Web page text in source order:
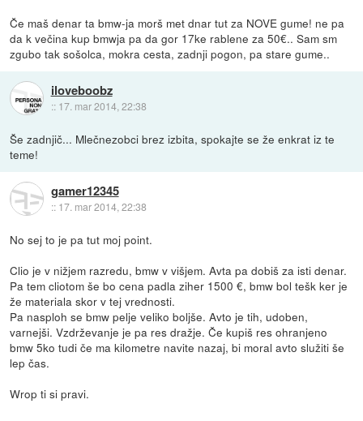
Če maš denar ta bmw-ja morš met dnar tut za NOVE gume! ne pa
da k večina kup bmwja pa da gor 17ke rablene za 50€.. Sam sm
zgubo tak sošolca, mokra cesta, zadnji pogon, pa stare gume..
iloveboobz
:: 17. mar 2014, 22:38
Še zadnjič... Mlečnezobci brez izbita, spokajte se že enkrat iz te
teme!
gamer12345
:: 17. mar 2014, 22:38
No sej to je pa tut moj point.
Clio je v nižjem razredu, bmw v višjem. Avta pa dobiš za isti denar.
Pa tem cliotom še bo cena padla ziher 1500 €, bmw bol tešk ker je
že materiala skor v tej vrednosti.
Pa nasploh se bmw pelje veliko boljše. Avto je tih, udoben,
varnejši. Vzdrževanje je pa res dražje. Če kupiš res ohranjeno
bmw 5ko tudi če ma kilometre navite nazaj, bi moral avto služiti še
lep čas.
Wrop ti si pravi.